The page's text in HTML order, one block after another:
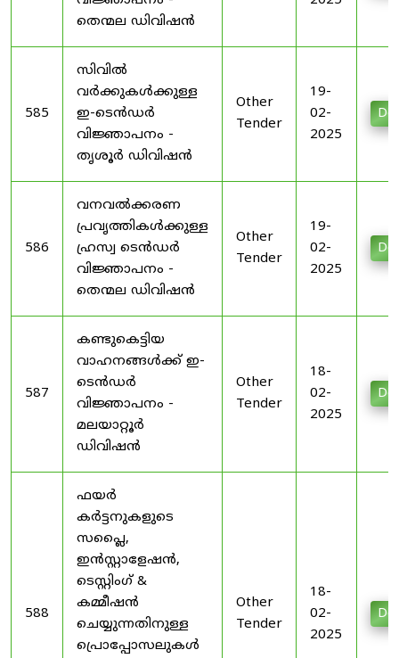
തെന്മല ഡിവിഷൻ
585
സിവിൽ
വർക്കുകൾക്കുള്ള
ഇ-ടെൻഡർ
വിജ്ഞാപനം -
തൃശൂർ ഡിവിഷൻ
Other
Tender
19-
02-
2025
586
വനവൽക്കരണ
പ്രവൃത്തികൾക്കുള്ള
ഹ്രസ്വ ടെൻഡർ
വിജ്ഞാപനം -
തെന്മല ഡിവിഷൻ
Other
Tender
19-
02-
2025
587
കണ്ടുകെട്ടിയ
വാഹനങ്ങൾക്ക് ഇ-
ടെൻഡർ
വിജ്ഞാപനം -
മലയാറ്റൂർ
ഡിവിഷൻ
Other
Tender
18-
02-
2025
588
ഫയർ
കർട്ടനുകളുടെ
സപ്ലൈ,
ഇൻസ്റ്റാളേഷൻ,
ടെസ്റ്റിംഗ് &
കമ്മീഷൻ
ചെയ്യുന്നതിനുള്ള
പ്രൊപ്പോസലുകൾ
Other
Tender
18-
02-
2025